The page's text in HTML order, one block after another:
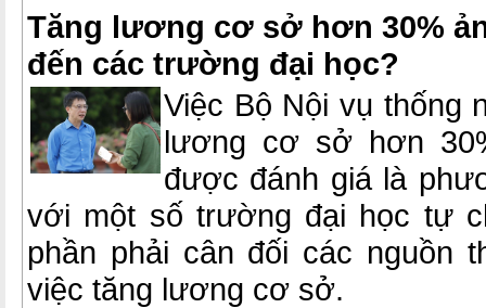
Tăng lương cơ sở hơn 30%
đến các trường đại học?
Việc Bộ Nội vụ thống
lương cơ sở hơn
được đánh giá là
với một số trường đại học tự
phần phải cân đối các nguồn
việc tăng lương cơ sở.